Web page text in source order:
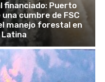
financiado: Puerto
cumbre de FSC
manejo forestal en